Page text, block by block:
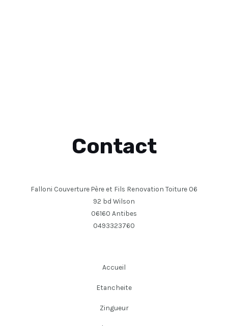
Contact
Falloni Couverture Père et Fils Renovation Toiture 06
92 bd Wilson
06160 Antibes
0493323760
Accueil
Etancheite
Zingueur